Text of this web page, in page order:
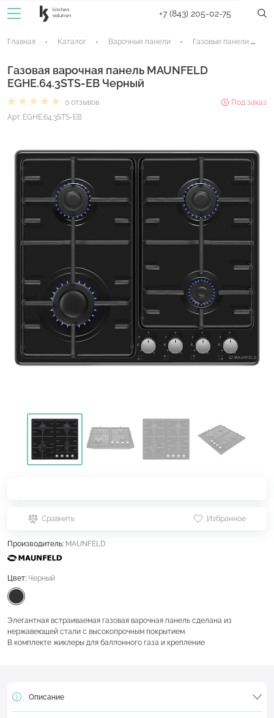
+7 (843) 205-02-75
Главная Каталог Варочные панели Газовые панели
Газовая варочная панель MAUNFELD
EGHE.64.3STS-EB Черный
0 отзывов
Под заказ
Арт. EGHE.64.3STS-EB
Сравнить Избранное
Производитель: MAUNFELD
Цвет: Черный
Элегантная встраиваемая газовая варочная панель сделана из
нержавеющей стали с высокопрочным покрытием.
В комплекте жиклеры для баллонного газа и крепление
Описание